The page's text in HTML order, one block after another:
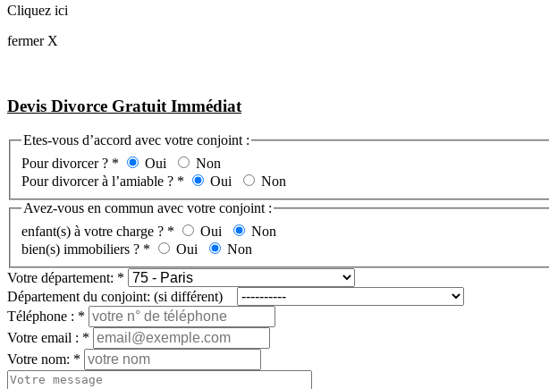
Cliquez ici
fermer X
Devis Divorce Gratuit Immédiat
Etes-vous d’accord avec votre conjoint :
Pour divorcer ? * Oui
Non
Pour divorcer à l’amiable ? * Oui
Non
Avez-vous en commun avec votre conjoint :
enfant(s) à votre charge ? * Oui
Non
bien(s) immobiliers ? * Oui
Non
Votre département: *
Département du conjoint: (si différent)
Téléphone : *
Votre email : *
Votre nom: *